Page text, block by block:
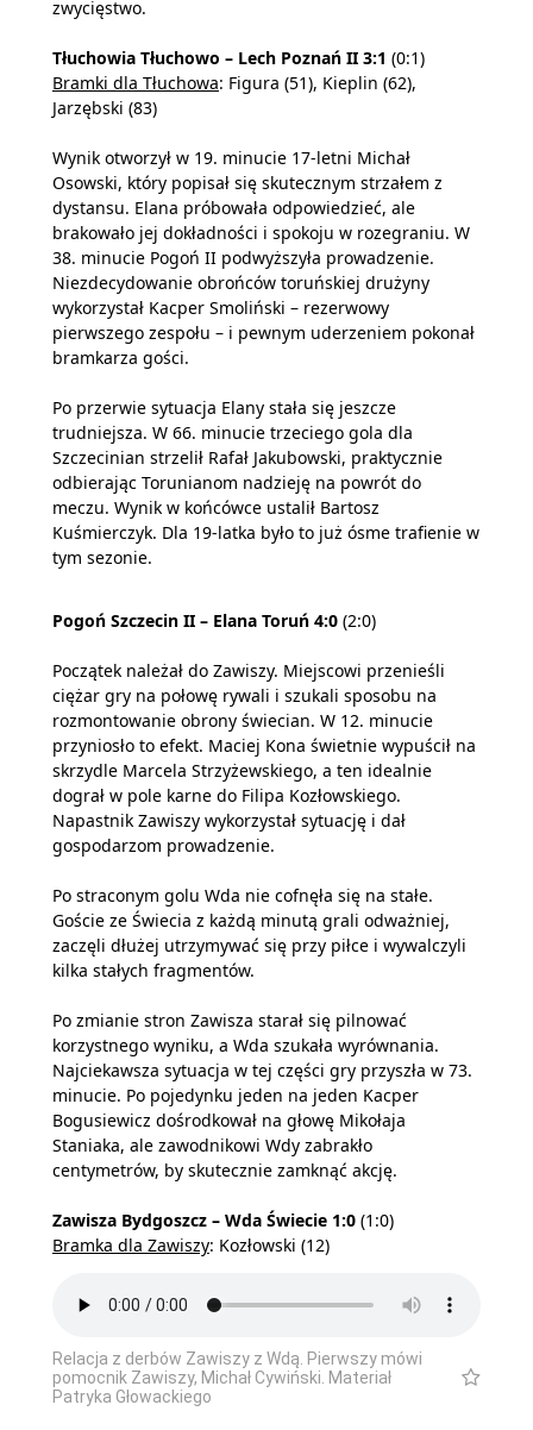
zwycięstwo.
Tłuchowia Tłuchowo – Lech Poznań II 3:1 (0:1)
Bramki dla Tłuchowa: Figura (51), Kieplin (62),
Jarzębski (83)
Wynik otworzył w 19. minucie 17-letni Michał
Osowski, który popisał się skutecznym strzałem z
dystansu. Elana próbowała odpowiedzieć, ale
brakowało jej dokładności i spokoju w rozegraniu. W
38. minucie Pogoń II podwyższyła prowadzenie.
Niezdecydowanie obrońców toruńskiej drużyny
wykorzystał Kacper Smoliński – rezerwowy
pierwszego zespołu – i pewnym uderzeniem pokonał
bramkarza gości.
Po przerwie sytuacja Elany stała się jeszcze
trudniejsza. W 66. minucie trzeciego gola dla
Szczecinian strzelił Rafał Jakubowski, praktycznie
odbierając Torunianom nadzieję na powrót do
meczu. Wynik w końcówce ustalił Bartosz
Kuśmierczyk. Dla 19-latka było to już ósme trafienie w
tym sezonie.
Pogoń Szczecin II – Elana Toruń 4:0 (2:0)
Początek należał do Zawiszy. Miejscowi przenieśli
ciężar gry na połowę rywali i szukali sposobu na
rozmontowanie obrony świecian. W 12. minucie
przyniosło to efekt. Maciej Kona świetnie wypuścił na
skrzydle Marcela Strzyżewskiego, a ten idealnie
dograł w pole karne do Filipa Kozłowskiego.
Napastnik Zawiszy wykorzystał sytuację i dał
gospodarzom prowadzenie.
Po straconym golu Wda nie cofnęła się na stałe.
Goście ze Świecia z każdą minutą grali odważniej,
zaczęli dłużej utrzymywać się przy piłce i wywalczyli
kilka stałych fragmentów.
Po zmianie stron Zawisza starał się pilnować
korzystnego wyniku, a Wda szukała wyrównania.
Najciekawsza sytuacja w tej części gry przyszła w 73.
minucie. Po pojedynku jeden na jeden Kacper
Bogusiewicz dośrodkował na głowę Mikołaja
Staniaka, ale zawodnikowi Wdy zabrakło
centymetrów, by skutecznie zamknąć akcję.
Zawisza Bydgoszcz – Wda Świecie 1:0 (1:0)
Bramka dla Zawiszy: Kozłowski (12)
Relacja z derbów Zawiszy z Wdą. Pierwszy mówi
pomocnik Zawiszy, Michał Cywiński. Materiał
Patryka Głowackiego